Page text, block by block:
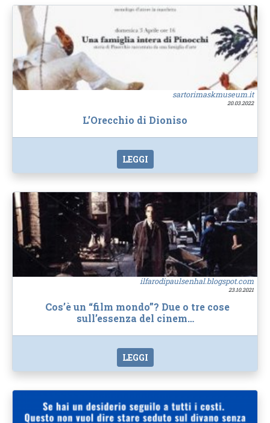
sartorimaskmuseum.it
20.03.2022
L’Orecchio di Dioniso
LEGGI
ilfarodipaulsenhal.blogspot.com
23.10.2021
Cos’è un “film mondo”? Due o tre cose
sull’essenza del cinem…
LEGGI